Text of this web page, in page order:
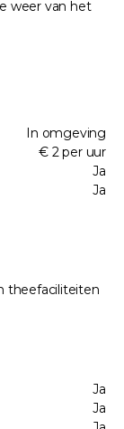
weer van het
In omgeving
€ 2 per uur
Ja
Ja
theefaciliteiten
Ja
Ja